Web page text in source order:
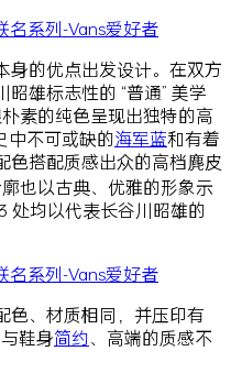
身的优点出发设计。在双方
雄标志性的 “普通” 美学
素的纯色呈现出独特的高
中不可或缺的海军蓝和有着
色搭配质感出众的高档麂皮
也以古典、优雅的形象示
处均以代表长谷川昭雄的
色、材质相同，并压印有
鞋身简约、高端的质感不